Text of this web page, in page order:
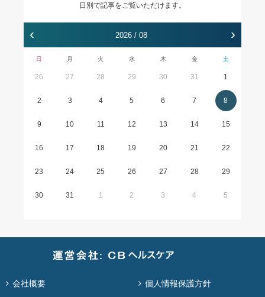
日別で記事をご覧いただけます。
‹ 2026 / 08 ›
日 月 火 水 木 金 土
26 27 28 29 30 31 1
2 3 4 5 6 7 8
9 10 11 12 13 14 15
16 17 18 19 20 21 22
23 24 25 26 27 28 29
30 31 1 2 3 4 5
会社概要 個人情報保護方針